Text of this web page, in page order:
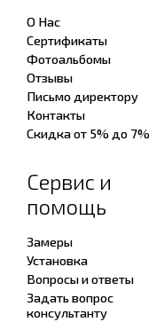
О Нас
Сертификаты
Фотоальбомы
Отзывы
Письмо директору
Контакты
Скидка от 5% до 7%
Сервис и
помощь
Замеры
Установка
Вопросы и ответы
Задать вопрос
консультанту